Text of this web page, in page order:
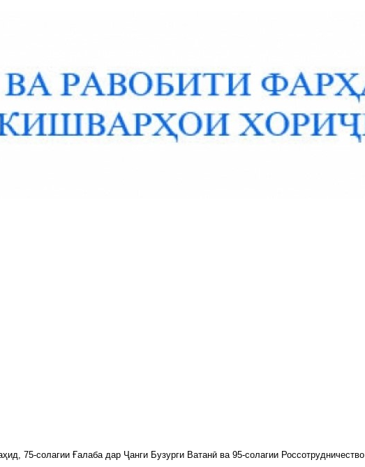
75-солагии Ғалаба дар Ҷанги Бузурги Ватанӣ ва 95-солагии Россотрудничество